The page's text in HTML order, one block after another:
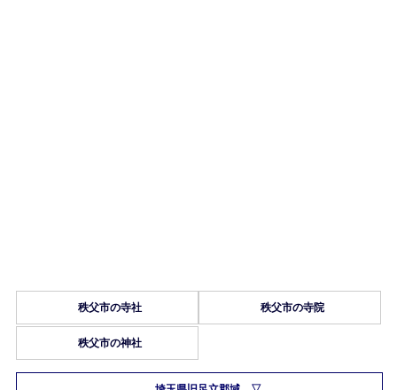
秩父市の寺社 秩父市の寺院
秩父市の神社